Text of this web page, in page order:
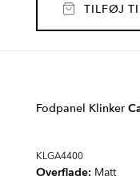
TILFØJ
Fodpanel Klinker
KLGA4400
Overflade: Matt